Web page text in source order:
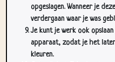
opgeslagen. Wanneer je
verdergaan waar je was
Je kunt je werk ook opslaan
apparaat, zodat je het
kleuren.